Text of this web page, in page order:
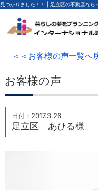
見つかりました！！ | 足立区の不動産な
＜＜お客様の声一覧へ
お客様の声
日付：2017.3.26
足立区 あひる様